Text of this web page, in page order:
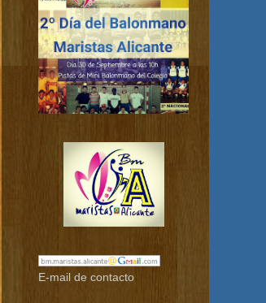
E-mail de contacto